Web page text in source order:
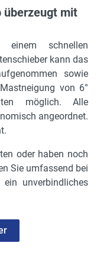
überzeugt mit
schnellen
kann das
sowie
von 6°
möglich. Alle
angeordnet.
oder haben noch
Sie umfassend bei
unverbindliches